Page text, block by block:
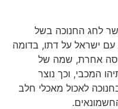
לחג החנוכה בשל
ישראל על דתו, בדומה
אחרת, שמה של
וכך נוצר
לאכול מאכלי חלב